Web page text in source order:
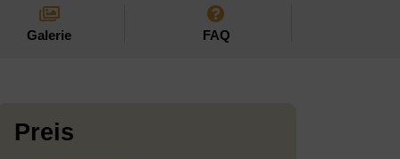
Galerie FAQ
Preis